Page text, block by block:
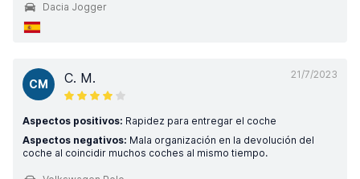
Dacia Jogger
21/7/2023
CM C. M.
Aspectos positivos: Rapidez para entregar el coche
Aspectos negativos: Mala organización en la devolución del
coche al coincidir muchos coches al mismo tiempo.